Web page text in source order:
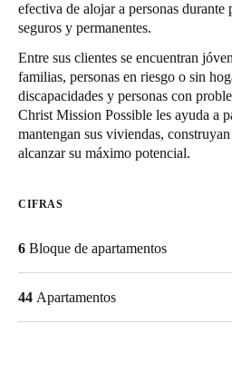
Español
Guardar la nueva selección como
efectiva de alojar a personas durante
seguros y permanentes.
Entre sus clientes se encuentran
familias, personas en riesgo o sin
discapacidades y personas con
Christ Mission Possible les ayuda a
mantengan sus viviendas,
alcanzar su máximo potencial.
CIFRAS
6 Bloque de apartamentos
44 Apartamentos